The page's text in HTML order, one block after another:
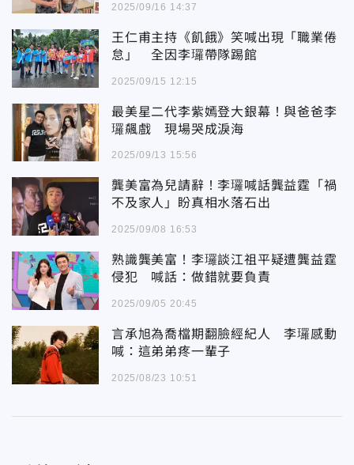
2025/09/16 14:37
王仁甫主持《飢餓》笑喊出現「職業倦
怠」 全因李㼈帶隊踢館
2025/09/15 12:15
最美星二代李紫嫣登大銀幕！與爸爸李
㼈飆戲 現場哭成淚海
2025/09/13 15:56
龔美富為兒請辭！李㼈喊話龔益霆「禍
不及家人」盼真相水落石出
2025/09/08 16:53
熟識龔美富！李㼈談江祖平疑遭龔益霆
侵犯 喊話：做錯就要負責
2025/09/05 20:45
言承旭為喬檔期翻臉經紀人 李㼈感動
喊：這弟弟疼一輩子
2025/08/23 10:51